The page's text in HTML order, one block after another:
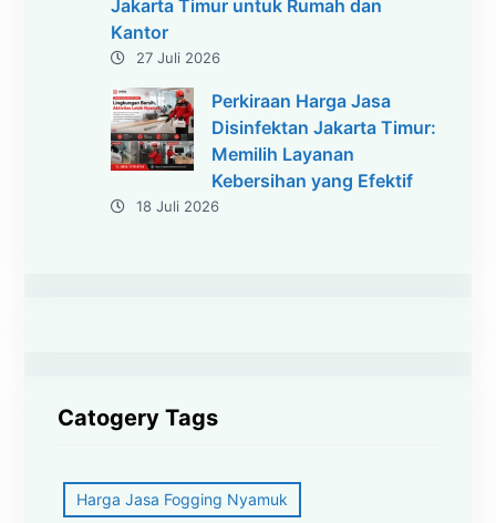
Jakarta Timur untuk Rumah dan
Kantor
27 Juli 2026
Perkiraan Harga Jasa
Disinfektan Jakarta Timur:
Memilih Layanan
Kebersihan yang Efektif
18 Juli 2026
Catogery Tags
Harga Jasa Fogging Nyamuk